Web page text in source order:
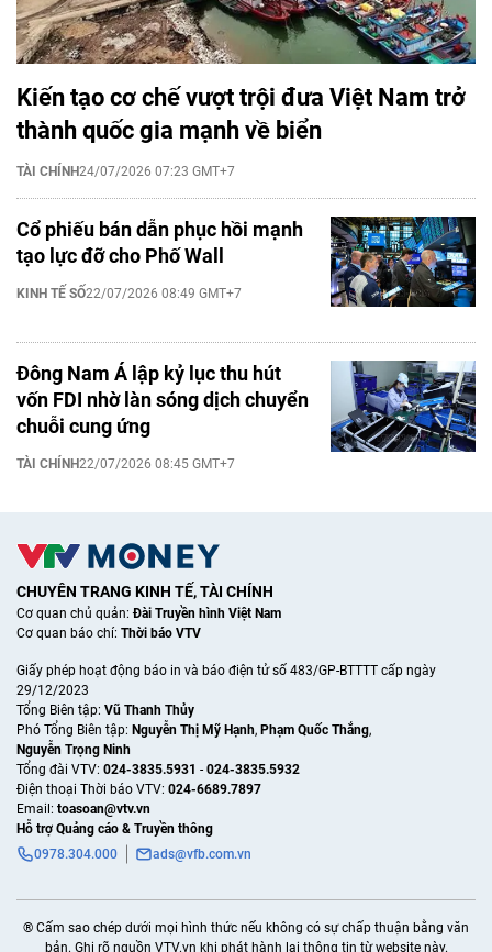
Kiến tạo cơ chế vượt trội đưa Việt Nam trở
thành quốc gia mạnh về biển
TÀI CHÍNH24/07/2026 07:23 GMT+7
Cổ phiếu bán dẫn phục hồi mạnh
tạo lực đỡ cho Phố Wall
KINH TẾ SỐ22/07/2026 08:49 GMT+7
Đông Nam Á lập kỷ lục thu hút
vốn FDI nhờ làn sóng dịch chuyển
chuỗi cung ứng
TÀI CHÍNH22/07/2026 08:45 GMT+7
CHUYÊN TRANG KINH TẾ, TÀI CHÍNH
Cơ quan chủ quản:Đài Truyền hình Việt Nam
Cơ quan báo chí: Thời báo VTV
Giấy phép hoạt động báo in và báo điện tử số 483/GP-BTTTT cấp ngày
29/12/2023
Tổng Biên tập: Vũ Thanh Thủy
Phó Tổng Biên tập: Nguyễn Thị Mỹ Hạnh, Phạm Quốc Thắng,
Nguyễn Trọng Ninh
Tổng đài VTV: 024-3835.5931 - 024-3835.5932
Ðiện thoại Thời báo VTV: 024-6689.7897
Email: toasoan@vtv.vn
Hỗ trợ Quảng cáo & Truyền thông
0978.304.000
ads@vfb.com.vn
® Cấm sao chép dưới mọi hình thức nếu không có sự chấp thuận bằng văn
bản. Ghi rõ nguồn VTV.vn khi phát hành lại thông tin từ website này.